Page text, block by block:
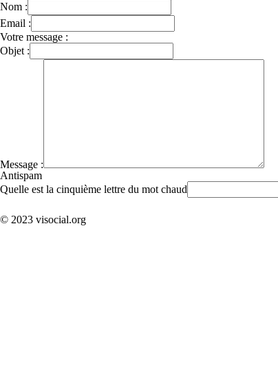
Nom :
Email :
Votre message :
Objet :
Message :
Antispam
Quelle est la cinquième lettre du mot chaud
© 2023 visocial.org